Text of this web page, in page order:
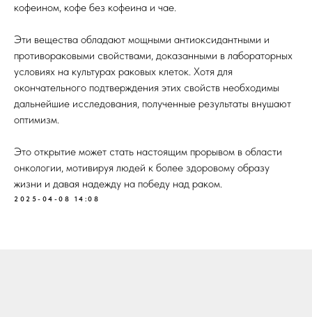
кофеином, кофе без кофеина и чае.
Эти вещества обладают мощными антиоксидантными и
противораковыми свойствами, доказанными в лабораторных
условиях на культурах раковых клеток. Хотя для
окончательного подтверждения этих свойств необходимы
дальнейшие исследования, полученные результаты внушают
оптимизм.
Это открытие может стать настоящим прорывом в области
онкологии, мотивируя людей к более здоровому образу
жизни и давая надежду на победу над раком.
2025-04-08 14:08